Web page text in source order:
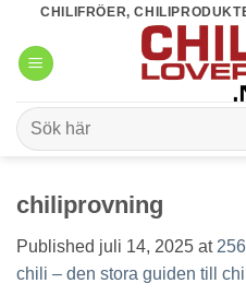
content
CHILIFRÖER,
Sök
efter:
chiliprovning
Published juli 14, 2025 at
chili – den stora guiden till